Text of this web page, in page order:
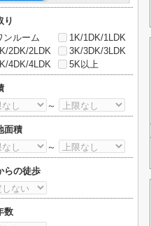
り
ンルーム
1K/1DK/1LDK
2DK/2LDK
3K/3DK/3LDK
4DK/4LDK
5K以上
～
面積
～
らの徒歩
数